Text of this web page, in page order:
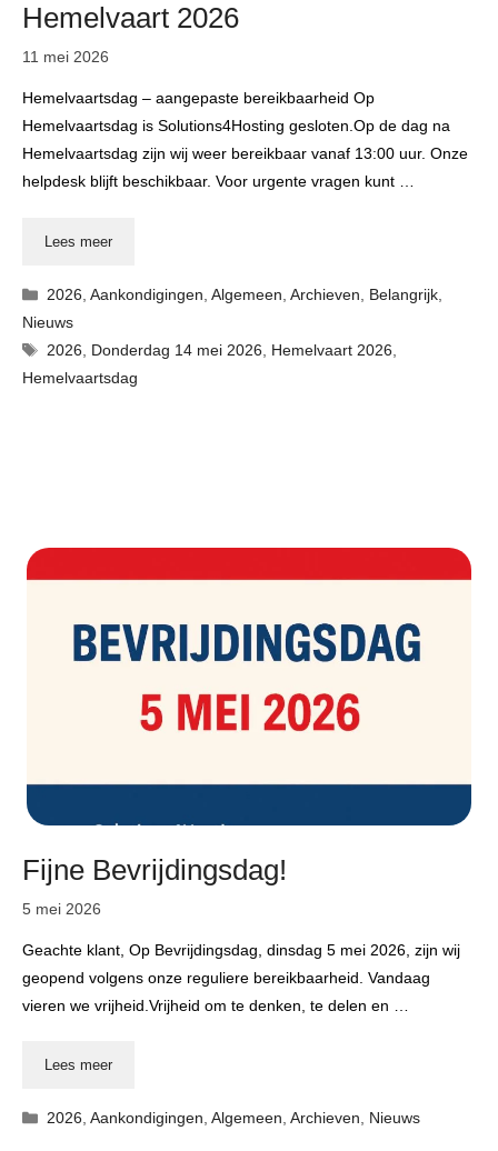
Hemelvaart 2026
11 mei 2026
Hemelvaartsdag – aangepaste bereikbaarheid Op
Hemelvaartsdag is Solutions4Hosting gesloten.Op de dag na
Hemelvaartsdag zijn wij weer bereikbaar vanaf 13:00 uur. Onze
helpdesk blijft beschikbaar. Voor urgente vragen kunt …
Lees meer
Categorieën
2026 ,Aankondigingen ,Algemeen ,Archieven Belangrijk
Nieuws
Tags
2026 Donderdag 14 mei 2026 Hemelvaart 2026
Hemelvaartsdag
Fijne Bevrijdingsdag!
5 mei 2026
Geachte klant, Op Bevrijdingsdag, dinsdag 5 mei 2026, zijn wij
geopend volgens onze reguliere bereikbaarheid. Vandaag
vieren we vrijheid.Vrijheid om te denken, te delen en …
Lees meer
Categorieën
2026,Aankondigingen,Algemeen,Archieven, Nieuws